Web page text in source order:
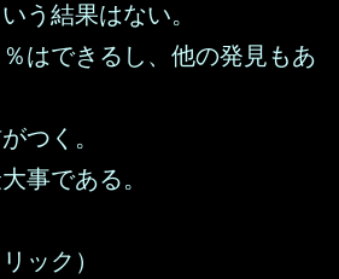
う結果はない。
はできるし、他の発見もあ
つく。
事である。
ック）